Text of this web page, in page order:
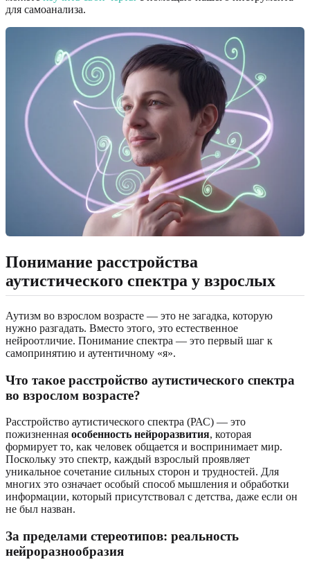
для самоанализа.
Понимание расстройства
аутистического спектра у взрослых
Аутизм во взрослом возрасте — это не загадка, которую
нужно разгадать. Вместо этого, это естественное
нейроотличие. Понимание спектра — это первый шаг к
самопринятию и аутентичному «я».
Что такое расстройство аутистического спектра
во взрослом возрасте?
Расстройство аутистического спектра (РАС) — это
пожизненная особенность нейроразвития, которая
формирует то, как человек общается и воспринимает мир.
Поскольку это спектр, каждый взрослый проявляет
уникальное сочетание сильных сторон и трудностей. Для
многих это означает особый способ мышления и обработки
информации, который присутствовал с детства, даже если он
не был назван.
За пределами стереотипов: реальность
нейроразнообразия